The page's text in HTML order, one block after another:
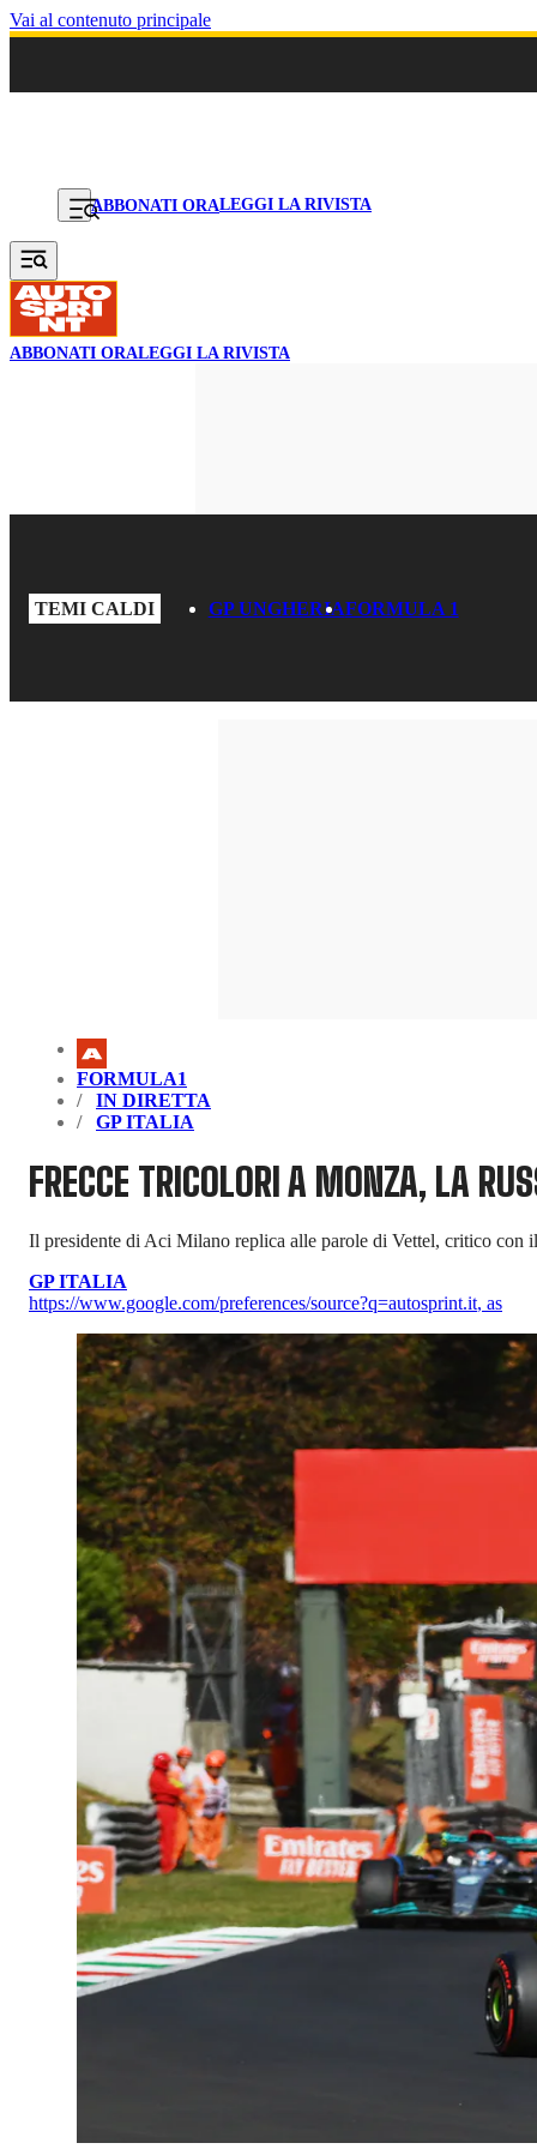
Vai al contenuto principale
ABBONATI ORALEGGI LA RIVISTA
ABBONATI ORALEGGI LA RIVISTA
TEMI CALDI GP UNGHERIAFORMULA 1
FORMULA1
IN DIRETTA
GP ITALIA
FRECCE TRICOLORI A MONZA, LA
Il presidente di Aci Milano replica alle parole di Vettel, critico con
GP ITALIA
https://www.google.com/preferences/source?q=autosprint.it, as